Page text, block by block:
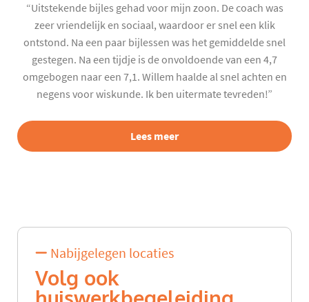
“Uitstekende bijles gehad voor mijn zoon. De coach was
zeer vriendelijk en sociaal, waardoor er snel een klik
ontstond. Na een paar bijlessen was het gemiddelde snel
gestegen. Na een tijdje is de onvoldoende van een 4,7
omgebogen naar een 7,1. Willem haalde al snel achten en
negens voor wiskunde. Ik ben uitermate tevreden!”
Lees meer
Nabijgelegen locaties
Volg ook